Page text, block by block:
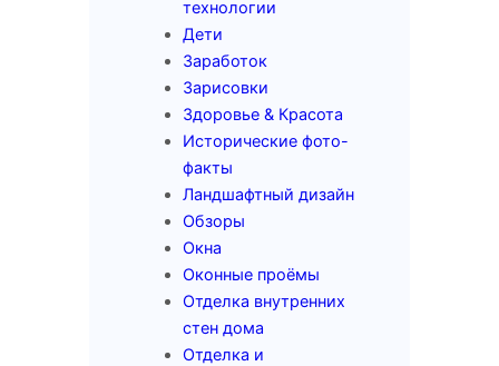
технологии
Дети
Заработок
Зарисовки
Здоровье & Красота
Исторические фото-
факты
Ландшафтный дизайн
Обзоры
Окна
Оконные проёмы
Отделка внутренних
стен дома
Отделка и